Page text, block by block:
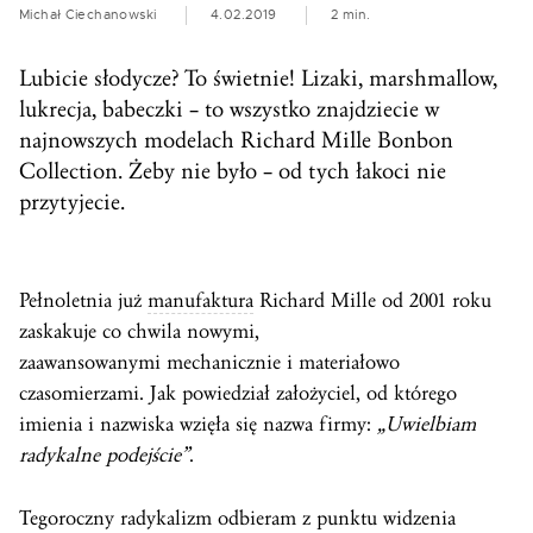
Michał Ciechanowski 4.02.2019 2 min.
Lubicie słodycze? To świetnie! Lizaki, marshmallow,
lukrecja, babeczki – to wszystko znajdziecie w
najnowszych modelach Richard Mille Bonbon
Collection. Żeby nie było – od tych łakoci nie
przytyjecie.
Pełnoletnia już manufaktura Richard Mille od 2001 roku
zaskakuje co chwila nowymi,
zaawansowanymi mechanicznie i materiałowo
czasomierzami. Jak powiedział założyciel, od którego
imienia i nazwiska wzięła się nazwa firmy: „Uwielbiam
radykalne podejście”.
Tegoroczny radykalizm odbieram z punktu widzenia